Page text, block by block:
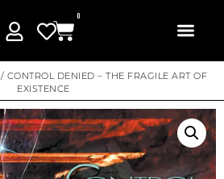
0
/ CONTROL DENIED – THE FRAGILE ART OF
EXISTENCE